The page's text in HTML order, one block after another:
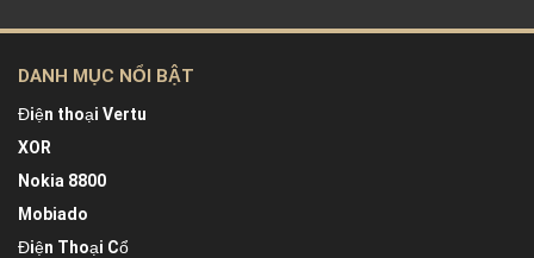
DANH MỤC NỔI BẬT
Điện thoại Vertu
XOR
Nokia 8800
Mobiado
Điện Thoại Cổ